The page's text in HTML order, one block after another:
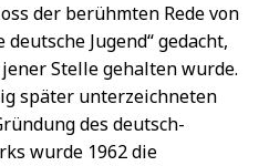
der berühmten Rede von
Jugend“ gedacht,
Stelle gehalten wurde.
später unterzeichneten
des deutsch-
wurde 1962 die